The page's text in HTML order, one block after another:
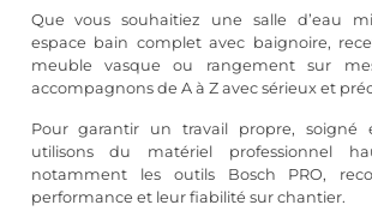
Que vous souhaitiez une salle d’eau
espace bain complet avec baignoire,
meuble vasque ou rangement sur
accompagnons de A à Z avec sérieux et
Pour garantir un travail propre, soigné
utilisons du matériel professionnel
notamment les outils Bosch PRO,
performance et leur fiabilité sur chantier.